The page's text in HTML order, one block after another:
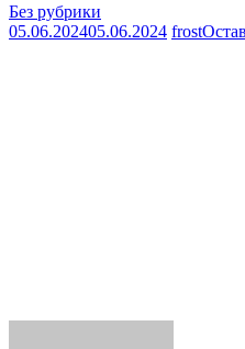
Без рубрики
05.06.202405.06.2024 frost